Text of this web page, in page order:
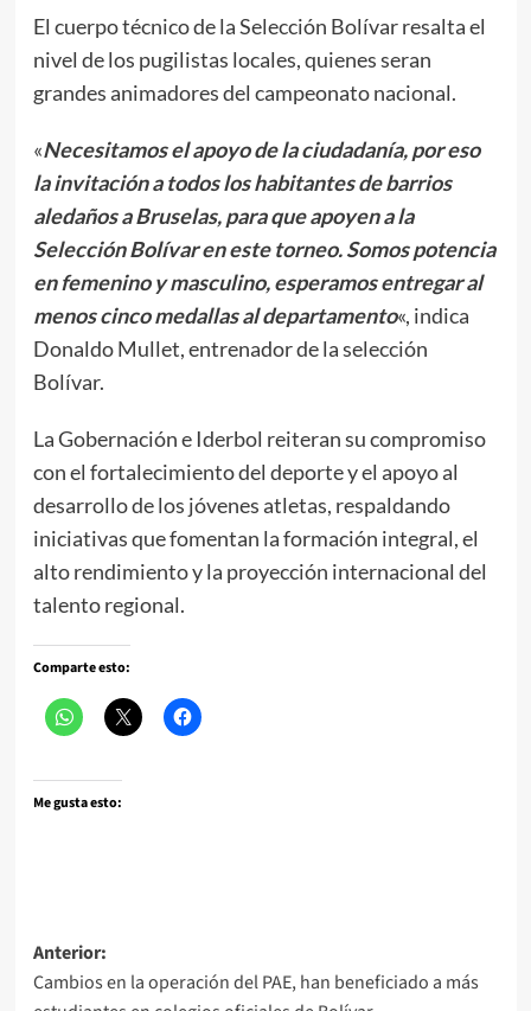
El cuerpo técnico de la Selección Bolívar resalta el
nivel de los pugilistas locales, quienes seran
grandes animadores del campeonato nacional.
«Necesitamos el apoyo de la ciudadanía, por eso
la invitación a todos los habitantes de barrios
aledaños a Bruselas, para que apoyen a la
Selección Bolívar en este torneo. Somos potencia
en femenino y masculino, esperamos entregar al
menos cinco medallas al departamento«, indica
Donaldo Mullet, entrenador de la selección
Bolívar.
La Gobernación e Iderbol reiteran su compromiso
con el fortalecimiento del deporte y el apoyo al
desarrollo de los jóvenes atletas, respaldando
iniciativas que fomentan la formación integral, el
alto rendimiento y la proyección internacional del
talento regional.
Comparte esto:
Me gusta esto:
Navegación
de
Anterior:
Cambios en la operación del PAE, han beneficiado a más